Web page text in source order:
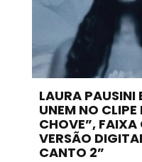
LAURA PAUSINI
UNEM NO
CHOVE”, FAIXA
VERSÃO
CANTO 2”